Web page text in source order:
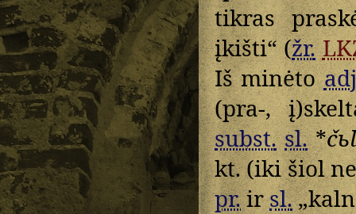
tikras
įkišti“ (žr.
Iš minėto
(pra-,
subst. sl.*
kt. (iki šiol
pr.irsl.